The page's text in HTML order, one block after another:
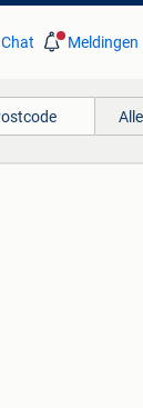
Chat Meldingen